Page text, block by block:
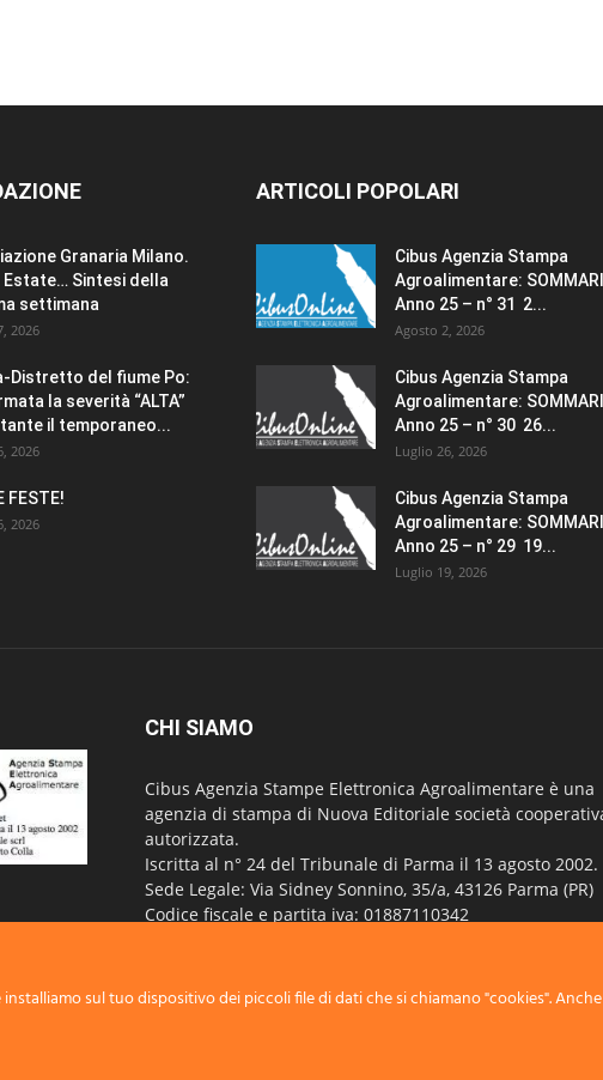
Granaria Milano.
Estate… Sintesi della
settimana
2026
Distretto del fiume Po:
la severità “ALTA”
il temporaneo...
2026
FESTE!
2026
ARTICOLI POPOLARI
Cibus Agenzia Stampa
Agroalimentare:
Anno 25 – n° 31 2...
Agosto 2, 2026
Cibus Agenzia Stampa
Agroalimentare:
Anno 25 – n° 30 26...
Luglio 26, 2026
Cibus Agenzia Stampa
Agroalimentare:
Anno 25 – n° 29 19...
Luglio 19, 2026
CHI SIAMO
Cibus Agenzia Stampe Elettronica Agroalimentare è una
agenzia di stampa di Nuova Editoriale società
autorizzata.
Iscritta al n° 24 del Tribunale di Parma il 13 agosto 2002.
Sede Legale: Via Sidney Sonnino, 35/a, 43126 Parma (PR)
Codice fiscale e partita iva: 01887110342
Contattaci: info@nuovaeditoriale.net
sul tuo dispositivo dei piccoli file di dati che si chiamano "cookies".